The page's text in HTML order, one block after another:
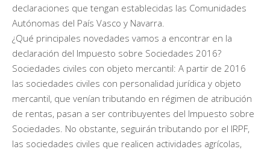
declaraciones que tengan establecidas las Comunidades
Autónomas del País Vasco y Navarra.
¿Qué principales novedades vamos a encontrar en la
declaración del Impuesto sobre Sociedades 2016?
Sociedades civiles con objeto mercantil: A partir de 2016
las sociedades civiles con personalidad jurídica y objeto
mercantil, que venían tributando en régimen de atribución
de rentas, pasan a ser contribuyentes del Impuesto sobre
Sociedades. No obstante, seguirán tributando por el IRPF,
las sociedades civiles que realicen actividades agrícolas,